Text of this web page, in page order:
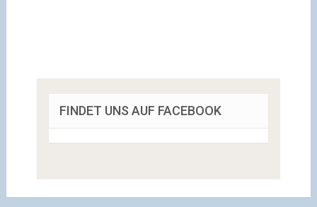
FINDET UNS AUF FACEBOOK